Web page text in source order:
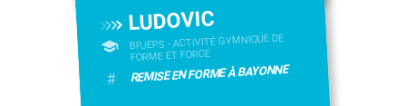
LUDOVIC
BPJEPS - ACTIVITÉ GYMNIQUE DE
FORME ET FORCE
# REMISE EN FORME À BAYONNE